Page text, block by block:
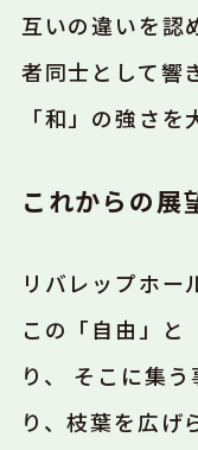
互いの違いを認
者同士として響
「和」の強さを
これからの展
リバレップホー
この「自由」と
り、
そこに集
り、枝葉を広げ